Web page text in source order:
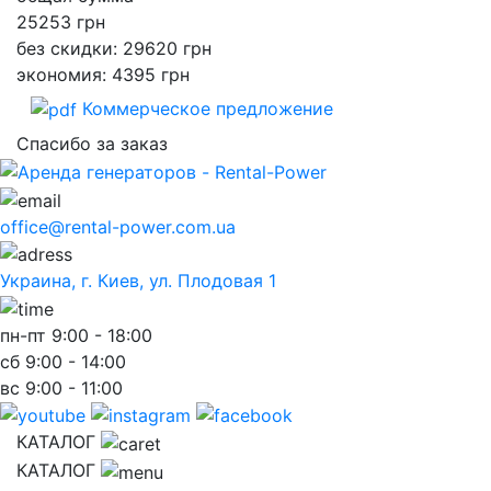
25253 грн
без скидки: 29620 грн
экономия: 4395 грн
Коммерческое предложение
Спасибо за заказ
office@rental-power.com.ua
Украина, г. Киев, ул. Плодовая 1
пн-пт 9:00 - 18:00
сб 9:00 - 14:00
вс 9:00 - 11:00
КАТАЛОГ
КАТАЛОГ